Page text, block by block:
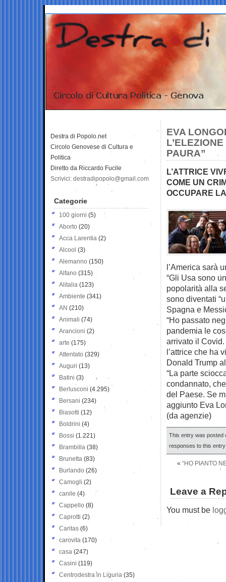
EVA
PAURA”
L’ATTRICE
COME UN
OCCUPARE
l’America sarà
“Gli Usa sono
popolarità alla
sono diventati
Spagna e
“Ho passato
pandemia le
arrivato il
l’attrice che ha
Donald Trump
“La parte
condannato,
del Paese. Se
aggiunto Eva
(da agenzie)
This entry was posted
responses to this
« “HO PIANTO
Leave a
You must be
Destra di Popolo.net
Circolo Genovese di Cultura e
Politica
Diretto da Riccardo Fucile
Scrivici: destradipopolo@gmail.com
Categorie
100 giorni (5)
Aborto (20)
Acca Larentia (2)
Alcool (3)
Alemanno (150)
Alfano (315)
Alitalia (123)
Ambiente (341)
AN (210)
Animali (74)
Arancioni (2)
arte (175)
Attentato (329)
Auguri (13)
Batini (3)
Berlusconi (4.295)
Bersani (234)
Biasotti (12)
Boldrini (4)
Bossi (1.221)
Brambilla (38)
Brunetta (83)
Burlando (26)
Camogli (2)
canile (4)
Cappello (8)
Caprotti (2)
Caritas (6)
carovita (170)
casa (247)
Casini (119)
Centrodestra in Liguria (35)